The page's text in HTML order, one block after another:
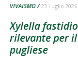
VIVAISMO 23 Luglio 2026
Xylella
rilevante per
pugliese